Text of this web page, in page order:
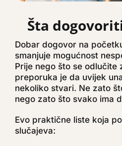
Šta
Dobar dogovor na
smanjuje mogućnost
Prije nego što se odlučite
preporuka je da uvijek
nekoliko stvari. Ne zato
nego zato što svako ima
Evo praktične liste koja
slučajeva: